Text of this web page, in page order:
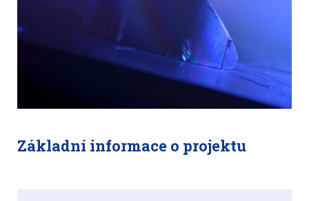
Základní informace o projektu